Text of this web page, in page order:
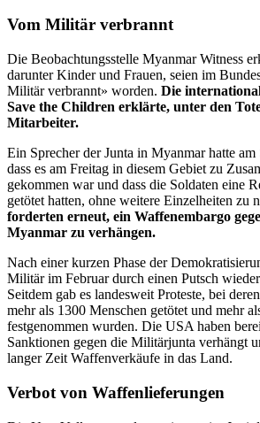
Vom Militär verbrannt
Die Beobachtungsstelle Myanmar Witness
darunter Kinder und Frauen, seien im
Militär verbrannt» worden. Die
Save the Children erklärte, unter den
Mitarbeiter.
Ein Sprecher der Junta in Myanmar hatte am
dass es am Freitag in diesem Gebiet zu
gekommen war und dass die Soldaten eine
getötet hatten, ohne weitere Einzelheiten zu
forderten erneut, ein Waffenembargo
Myanmar zu verhängen.
Nach einer kurzen Phase der
Militär im Februar durch einen Putsch
Seitdem gab es landesweit Proteste, bei
mehr als 1300 Menschen getötet und mehr
festgenommen wurden. Die USA haben
Sanktionen gegen die Militärjunta verhängt
langer Zeit Waffenverkäufe in das Land.
Verbot von Waffenlieferungen